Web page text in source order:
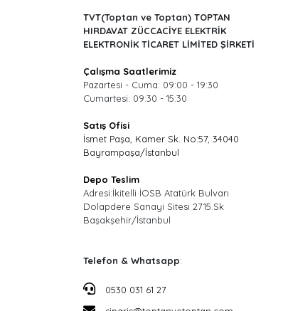
TVT(Toptan ve Toptan) TOPTAN
HIRDAVAT ZÜCCACİYE ELEKTRİK
ELEKTRONİK TİCARET LİMİTED ŞİRKETİ
Çalışma Saatlerimiz
Pazartesi - Cuma: 09:00 - 19:30
Cumartesi: 09:30 - 15:30
Satış Ofisi
İsmet Paşa, Kamer Sk. No:57, 34040
Bayrampaşa/İstanbul
Depo Teslim
Adresi:İkitelli İOSB Atatürk Bulvarı
Dolapdere Sanayi Sitesi 2715.Sk
Başakşehir/İstanbul
Telefon & Whatsapp:
0530 031 61 27